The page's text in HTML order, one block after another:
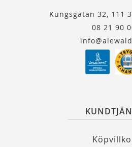
Kungsgatan 32, 111
08 21 90